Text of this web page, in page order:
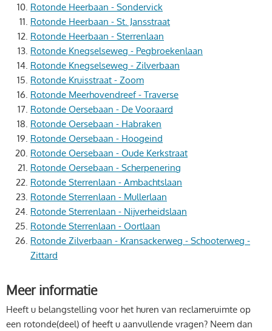
Rotonde Heerbaan - Sondervick
Rotonde Heerbaan - St. Jansstraat
Rotonde Heerbaan - Sterrenlaan
Rotonde Knegselseweg - Pegbroekenlaan
Rotonde Knegselseweg - Zilverbaan
Rotonde Kruisstraat - Zoom
Rotonde Meerhovendreef - Traverse
Rotonde Oersebaan - De Vooraard
Rotonde Oersebaan - Habraken
Rotonde Oersebaan - Hoogeind
Rotonde Oersebaan - Oude Kerkstraat
Rotonde Oersebaan - Scherpenering
Rotonde Sterrenlaan - Ambachtslaan
Rotonde Sterrenlaan - Mullerlaan
Rotonde Sterrenlaan - Nijverheidslaan
Rotonde Sterrenlaan - Oortlaan
Rotonde Zilverbaan - Kransackerweg - Schooterweg -
Zittard
Meer informatie
Heeft u belangstelling voor het huren van reclameruimte op
een rotonde(deel) of heeft u aanvullende vragen? Neem dan